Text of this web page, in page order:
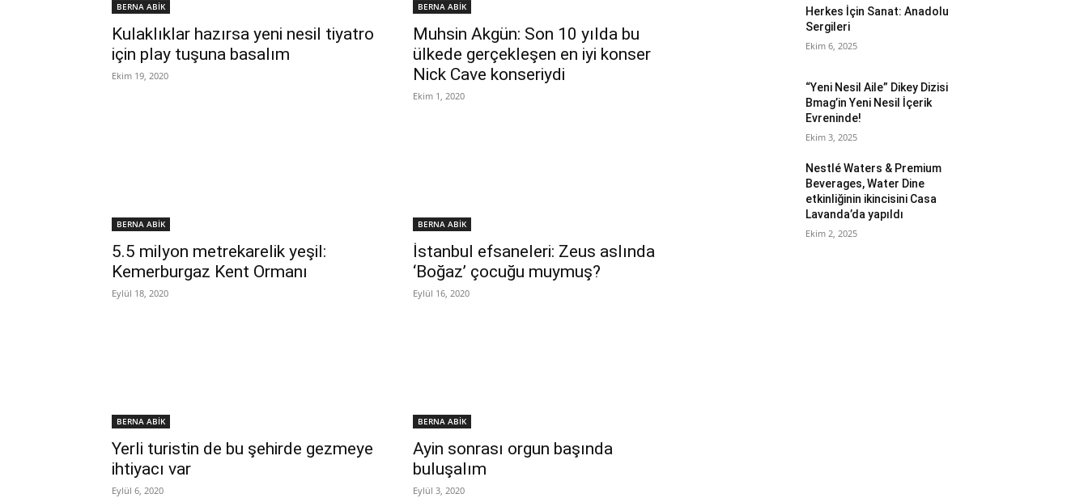
BERNA ABİK
Kulaklıklar hazırsa yeni nesil tiyatro
için play tuşuna basalım
Ekim 19, 2020
BERNA ABİK
Muhsin Akgün: Son 10 yılda bu
ülkede gerçekleşen en iyi konser
Nick Cave konseriydi
Ekim 1, 2020
BERNA ABİK
5.5 milyon metrekarelik yeşil:
Kemerburgaz Kent Ormanı
Eylül 18, 2020
BERNA ABİK
İstanbul efsaneleri: Zeus aslında
‘Boğaz’ çocuğu muymuş?
Eylül 16, 2020
BERNA ABİK
Yerli turistin de bu şehirde gezmeye
ihtiyacı var
Eylül 6, 2020
BERNA ABİK
Ayin sonrası orgun başında
buluşalım
Eylül 3, 2020
Herkes İçin Sanat: Anadolu
Sergileri
Ekim 6, 2025
“Yeni Nesil Aile” Dikey Dizisi
Bmag’in Yeni Nesil İçerik
Evreninde!
Ekim 3, 2025
Nestlé Waters & Premium
Beverages, Water Dine
etkinliğinin ikincisini Casa
Lavanda’da yapıldı
Ekim 2, 2025